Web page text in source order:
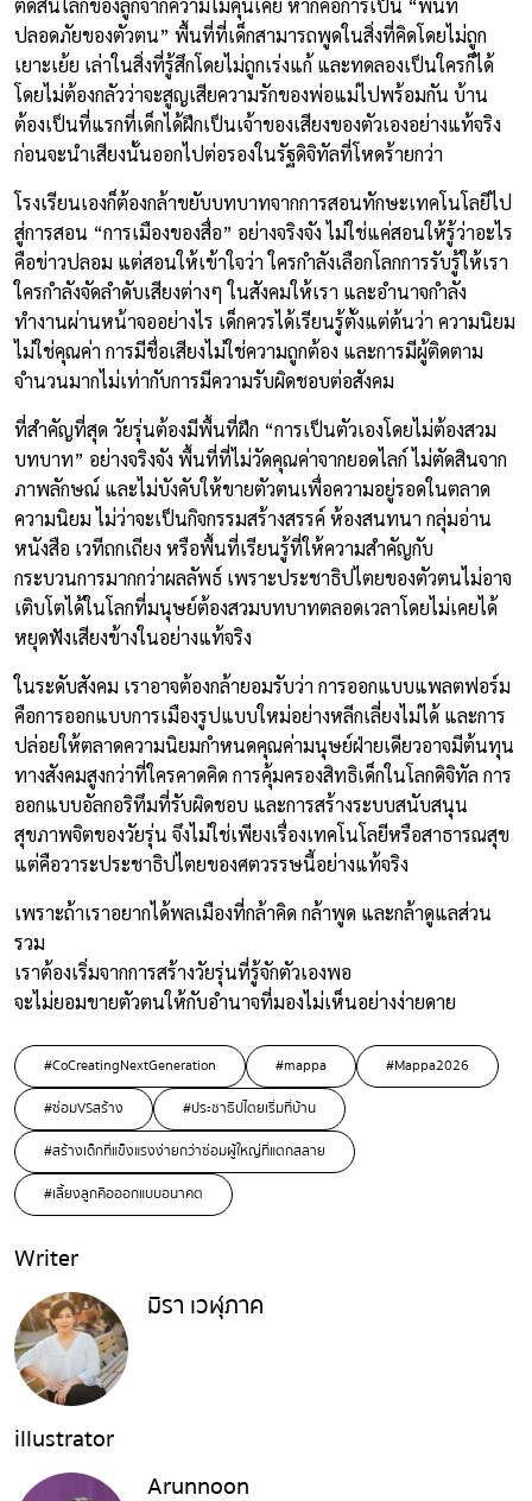
ตัดสินโลกของลูกจากความไม่คุ้นเคย หากคือการเป็น “พื้นที่
ปลอดภัยของตัวตน” พื้นที่ที่เด็กสามารถพูดในสิ่งที่คิดโดยไม่ถูก
เยาะเย้ย เล่าในสิ่งที่รู้สึกโดยไม่ถูกเร่งแก้ และทดลองเป็นใครก็ได้
โดยไม่ต้องกลัวว่าจะสูญเสียความรักของพ่อแม่ไปพร้อมกัน บ้าน
ต้องเป็นที่แรกที่เด็กได้ฝึกเป็นเจ้าของเสียงของตัวเองอย่างแท้จริง
ก่อนจะนำเสียงนั้นออกไปต่อรองในรัฐดิจิทัลที่โหดร้ายกว่า
โรงเรียนเองก็ต้องกล้าขยับบทบาทจากการสอนทักษะเทคโนโลยีไป
สู่การสอน “การเมืองของสื่อ” อย่างจริงจัง ไม่ใช่แค่สอนให้รู้ว่าอะไร
คือข่าวปลอม แต่สอนให้เข้าใจว่า ใครกำลังเลือกโลกการรับรู้ให้เรา
ใครกำลังจัดลำดับเสียงต่างๆ ในสังคมให้เรา และอำนาจกำลัง
ทำงานผ่านหน้าจออย่างไร เด็กควรได้เรียนรู้ตั้งแต่ต้นว่า ความนิยม
ไม่ใช่คุณค่า การมีชื่อเสียงไม่ใช่ความถูกต้อง และการมีผู้ติดตาม
จำนวนมากไม่เท่ากับการมีความรับผิดชอบต่อสังคม
ที่สำคัญที่สุด วัยรุ่นต้องมีพื้นที่ฝึก “การเป็นตัวเองโดยไม่ต้องสวม
บทบาท” อย่างจริงจัง พื้นที่ที่ไม่วัดคุณค่าจากยอดไลก์ ไม่ตัดสินจาก
ภาพลักษณ์ และไม่บังคับให้ขายตัวตนเพื่อความอยู่รอดในตลาด
ความนิยม ไม่ว่าจะเป็นกิจกรรมสร้างสรรค์ ห้องสนทนา กลุ่มอ่าน
หนังสือ เวทีถกเถียง หรือพื้นที่เรียนรู้ที่ให้ความสำคัญกับ
กระบวนการมากกว่าผลลัพธ์ เพราะประชาธิปไตยของตัวตนไม่อาจ
เติบโตได้ในโลกที่มนุษย์ต้องสวมบทบาทตลอดเวลาโดยไม่เคยได้
หยุดฟังเสียงข้างในอย่างแท้จริง
ในระดับสังคม เราอาจต้องกล้ายอมรับว่า การออกแบบแพลตฟอร์ม
คือการออกแบบการเมืองรูปแบบใหม่อย่างหลีกเลี่ยงไม่ได้ และการ
ปล่อยให้ตลาดความนิยมกำหนดคุณค่ามนุษย์ฝ่ายเดียวอาจมีต้นทุน
ทางสังคมสูงกว่าที่ใครคาดคิด การคุ้มครองสิทธิเด็กในโลกดิจิทัล การ
ออกแบบอัลกอริทึมที่รับผิดชอบ และการสร้างระบบสนับสนุน
สุขภาพจิตของวัยรุ่น จึงไม่ใช่เพียงเรื่องเทคโนโลยีหรือสาธารณสุข
แต่คือวาระประชาธิปไตยของศตวรรษนี้อย่างแท้จริง
เพราะถ้าเราอยากได้พลเมืองที่กล้าคิด กล้าพูด และกล้าดูแลส่วน
รวม
เราต้องเริ่มจากการสร้างวัยรุ่นที่รู้จักตัวเองพอ
จะไม่ยอมขายตัวตนให้กับอำนาจที่มองไม่เห็นอย่างง่ายดาย
#CoCreatingNextGeneration #mappa
#Mappa2026
#ซ่อมVSสร้าง
#ประชาธิปไตยเริ่มที่บ้าน
#สร้างเด็กที่แข็งแรงง่ายกว่าซ่อมผู้ใหญ่ที่แตกสลาย
#เลี้ยงลูกคือออกแบบอนาคต
Writer
มิรา เวฬุภาค
illustrator
Arunnoon